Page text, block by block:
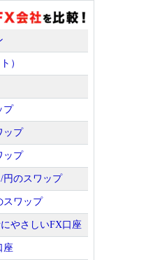
）
プ
ップ
ップ
円のスワップ
スワップ
やさしいFX口座
座